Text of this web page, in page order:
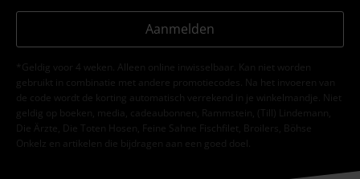
Aanmelden
*Geldig voor 4 weken. Alleen online inwisselbaar. Kan niet worden
gebruikt in combinatie met andere promotiecodes. Na het invoeren van
de code wordt de korting automatisch verrekend in je winkelmandje. Niet
geldig op boeken, media, cadeaubonnen, Rammstein, (Till) Lindemann,
Die Ärzte, Die Toten Hosen, Feine Sahne Fischfilet, Broilers, Böhse
Onkelz en artikelen die bijdragen aan een goed doel.